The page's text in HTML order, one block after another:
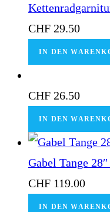
CHF 29.50
IN DEN
CHF 26.50
IN DEN
Gabel Tange
CHF 119.00
IN DEN